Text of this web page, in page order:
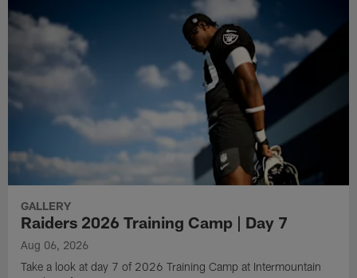
GALLERY
Raiders 2026 Training Camp | Day 7
Aug 06, 2026
Take a look at day 7 of 2026 Training Camp at Intermountain